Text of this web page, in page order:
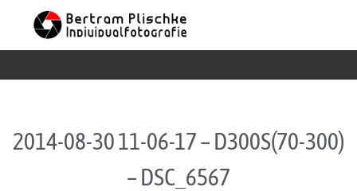
Skip to content
2014-08-30 11-06-17 – D300S(70-300)
– DSC_6567